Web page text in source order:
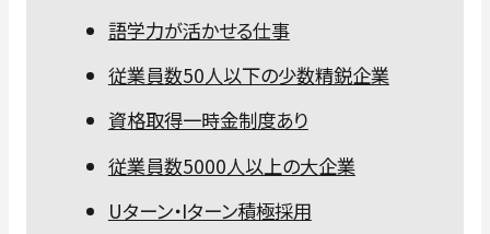
語学力が活かせる仕事
従業員数50人以下の少数精鋭企業
資格取得一時金制度あり
従業員数5000人以上の大企業
Uターン・Iターン積極採用